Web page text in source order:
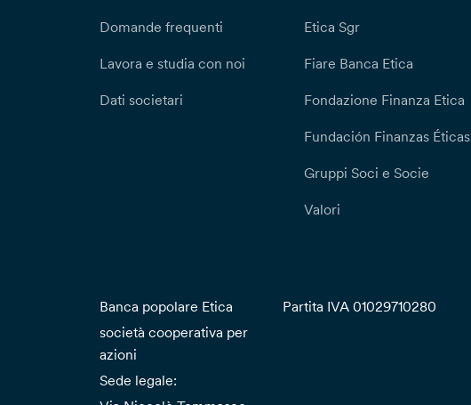
Domande frequenti
Lavora e studia con noi
Dati societari
Etica Sgr
Fiare Banca Etica
Fondazione Finanza Etica
Fundación Finanzas Éticas
Gruppi Soci e Socie
Valori
Banca popolare Etica
società cooperativa per
azioni
Sede legale:
Partita IVA 01029710280